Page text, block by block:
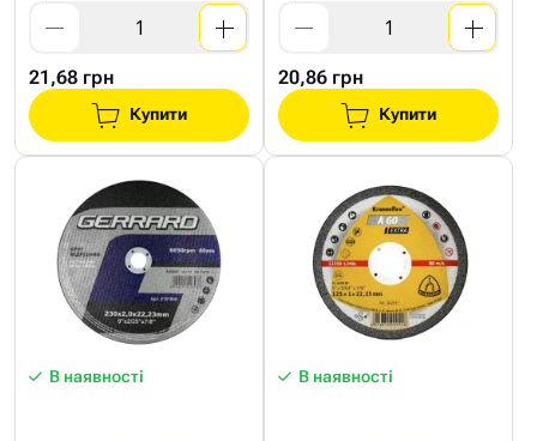
21,68 грн
Купити
20,86 грн
Купити
В наявності В наявності